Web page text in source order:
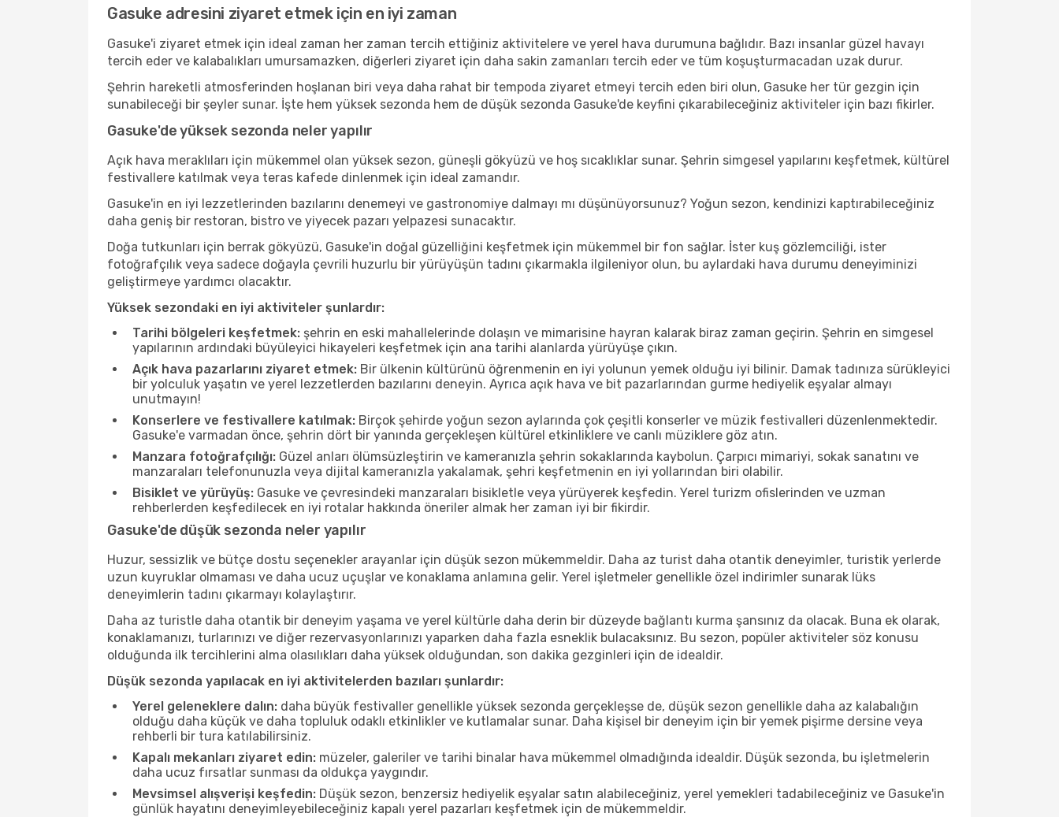
Gasuke adresini ziyaret etmek için en iyi zaman
Gasuke'i ziyaret etmek için ideal zaman her zaman tercih ettiğiniz aktivitelere ve yerel hava durumuna bağlıdır. Bazı insanlar güzel havayı
tercih eder ve kalabalıkları umursamazken, diğerleri ziyaret için daha sakin zamanları tercih eder ve tüm koşuşturmacadan uzak durur.
Şehrin hareketli atmosferinden hoşlanan biri veya daha rahat bir tempoda ziyaret etmeyi tercih eden biri olun, Gasuke her tür gezgin için
sunabileceği bir şeyler sunar. İşte hem yüksek sezonda hem de düşük sezonda Gasuke'de keyfini çıkarabileceğiniz aktiviteler için bazı fikirler.
Gasuke'de yüksek sezonda neler yapılır
Açık hava meraklıları için mükemmel olan yüksek sezon, güneşli gökyüzü ve hoş sıcaklıklar sunar. Şehrin simgesel yapılarını keşfetmek, kültürel
festivallere katılmak veya teras kafede dinlenmek için ideal zamandır.
Gasuke'in en iyi lezzetlerinden bazılarını denemeyi ve gastronomiye dalmayı mı düşünüyorsunuz? Yoğun sezon, kendinizi kaptırabileceğiniz
daha geniş bir restoran, bistro ve yiyecek pazarı yelpazesi sunacaktır.
Doğa tutkunları için berrak gökyüzü, Gasuke'in doğal güzelliğini keşfetmek için mükemmel bir fon sağlar. İster kuş gözlemciliği, ister
fotoğrafçılık veya sadece doğayla çevrili huzurlu bir yürüyüşün tadını çıkarmakla ilgileniyor olun, bu aylardaki hava durumu deneyiminizi
geliştirmeye yardımcı olacaktır.
Yüksek sezondaki en iyi aktiviteler şunlardır:
Tarihi bölgeleri keşfetmek: şehrin en eski mahallelerinde dolaşın ve mimarisine hayran kalarak biraz zaman geçirin. Şehrin en simgesel
yapılarının ardındaki büyüleyici hikayeleri keşfetmek için ana tarihi alanlarda yürüyüşe çıkın.
Açık hava pazarlarını ziyaret etmek: Bir ülkenin kültürünü öğrenmenin en iyi yolunun yemek olduğu iyi bilinir. Damak tadınıza sürükleyici
bir yolculuk yaşatın ve yerel lezzetlerden bazılarını deneyin. Ayrıca açık hava ve bit pazarlarından gurme hediyelik eşyalar almayı
unutmayın!
Konserlere ve festivallere katılmak: Birçok şehirde yoğun sezon aylarında çok çeşitli konserler ve müzik festivalleri düzenlenmektedir.
Gasuke'e varmadan önce, şehrin dört bir yanında gerçekleşen kültürel etkinliklere ve canlı müziklere göz atın.
Manzara fotoğrafçılığı: Güzel anları ölümsüzleştirin ve kameranızla şehrin sokaklarında kaybolun. Çarpıcı mimariyi, sokak sanatını ve
manzaraları telefonunuzla veya dijital kameranızla yakalamak, şehri keşfetmenin en iyi yollarından biri olabilir.
Bisiklet ve yürüyüş: Gasuke ve çevresindeki manzaraları bisikletle veya yürüyerek keşfedin. Yerel turizm ofislerinden ve uzman
rehberlerden keşfedilecek en iyi rotalar hakkında öneriler almak her zaman iyi bir fikirdir.
Gasuke'de düşük sezonda neler yapılır
Huzur, sessizlik ve bütçe dostu seçenekler arayanlar için düşük sezon mükemmeldir. Daha az turist daha otantik deneyimler, turistik yerlerde
uzun kuyruklar olmaması ve daha ucuz uçuşlar ve konaklama anlamına gelir. Yerel işletmeler genellikle özel indirimler sunarak lüks
deneyimlerin tadını çıkarmayı kolaylaştırır.
Daha az turistle daha otantik bir deneyim yaşama ve yerel kültürle daha derin bir düzeyde bağlantı kurma şansınız da olacak. Buna ek olarak,
konaklamanızı, turlarınızı ve diğer rezervasyonlarınızı yaparken daha fazla esneklik bulacaksınız. Bu sezon, popüler aktiviteler söz konusu
olduğunda ilk tercihlerini alma olasılıkları daha yüksek olduğundan, son dakika gezginleri için de idealdir.
Düşük sezonda yapılacak en iyi aktivitelerden bazıları şunlardır:
Yerel geleneklere dalın: daha büyük festivaller genellikle yüksek sezonda gerçekleşse de, düşük sezon genellikle daha az kalabalığın
olduğu daha küçük ve daha topluluk odaklı etkinlikler ve kutlamalar sunar. Daha kişisel bir deneyim için bir yemek pişirme dersine veya
rehberli bir tura katılabilirsiniz.
Kapalı mekanları ziyaret edin: müzeler, galeriler ve tarihi binalar hava mükemmel olmadığında idealdir. Düşük sezonda, bu işletmelerin
daha ucuz fırsatlar sunması da oldukça yaygındır.
Mevsimsel alışverişi keşfedin: Düşük sezon, benzersiz hediyelik eşyalar satın alabileceğiniz, yerel yemekleri tadabileceğiniz ve Gasuke'in
günlük hayatını deneyimleyebileceğiniz kapalı yerel pazarları keşfetmek için de mükemmeldir.